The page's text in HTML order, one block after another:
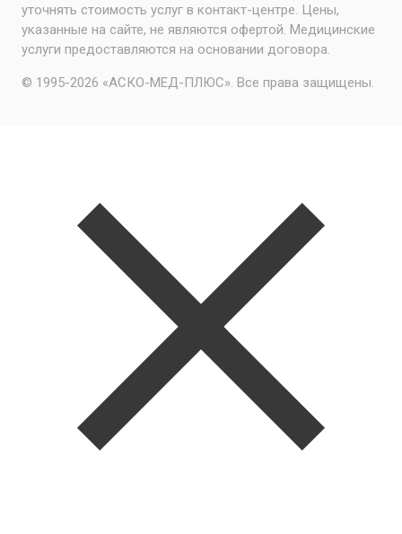
уточнять стоимость услуг в контакт-центре. Цены,
указанные на сайте, не являются офертой. Медицинские
услуги предоставляются на основании договора.
© 1995-2026 «АСКО-МЕД-ПЛЮС». Все права защищены.